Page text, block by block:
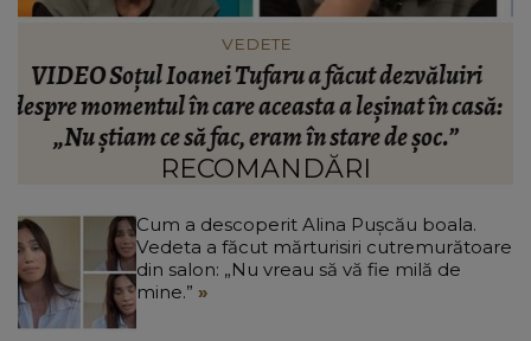
VEDETE
Cătălin Crișan dezvăluie motivul despărțirii de
Camelia Tabără. Ce a spus artistul despre
standardele fostei partenere: „Nu pot să...”
RECOMANDĂRI
Cum a descoperit Alina Pușcău boala.
Vedeta a făcut mărturisiri cutremurătoare
din salon: „Nu vreau să vă fie milă de
mine.”